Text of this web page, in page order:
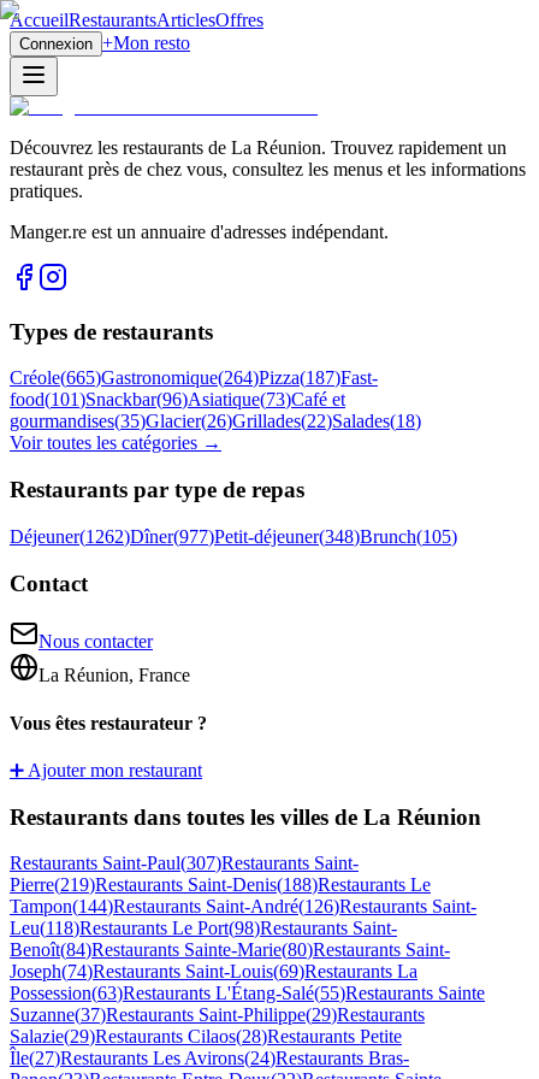
AccueilRestaurantsArticlesOffres
Connexion +Mon resto
Découvrez les restaurants de La Réunion. Trouvez rapidement un
restaurant près de chez vous, consultez les menus et les informations
pratiques.
Manger.re est un annuaire d'adresses indépendant.
Types de restaurants
Créole(665)Gastronomique(264)Pizza(187)Fast-
food(101)Snackbar(96)Asiatique(73)Café et
gourmandises(35)Glacier(26)Grillades(22)Salades(18)
Voir toutes les catégories →
Restaurants par type de repas
Déjeuner(1262)Dîner(977)Petit-déjeuner(348)Brunch(105)
Contact
Nous contacter
La Réunion, France
Vous êtes restaurateur ?
➕ Ajouter mon restaurant
Restaurants dans toutes les villes de La Réunion
Restaurants Saint-Paul(307)Restaurants Saint-
Pierre(219)Restaurants Saint-Denis(188)Restaurants Le
Tampon(144)Restaurants Saint-André(126)Restaurants Saint-
Leu(118)Restaurants Le Port(98)Restaurants Saint-
Benoît(84)Restaurants Sainte-Marie(80)Restaurants Saint-
Joseph(74)Restaurants Saint-Louis(69)Restaurants La
Possession(63)Restaurants L'Étang-Salé(55)Restaurants Sainte
Suzanne(37)Restaurants Saint-Philippe(29)Restaurants
Salazie(29)Restaurants Cilaos(28)Restaurants Petite
Île(27)Restaurants Les Avirons(24)Restaurants Bras-